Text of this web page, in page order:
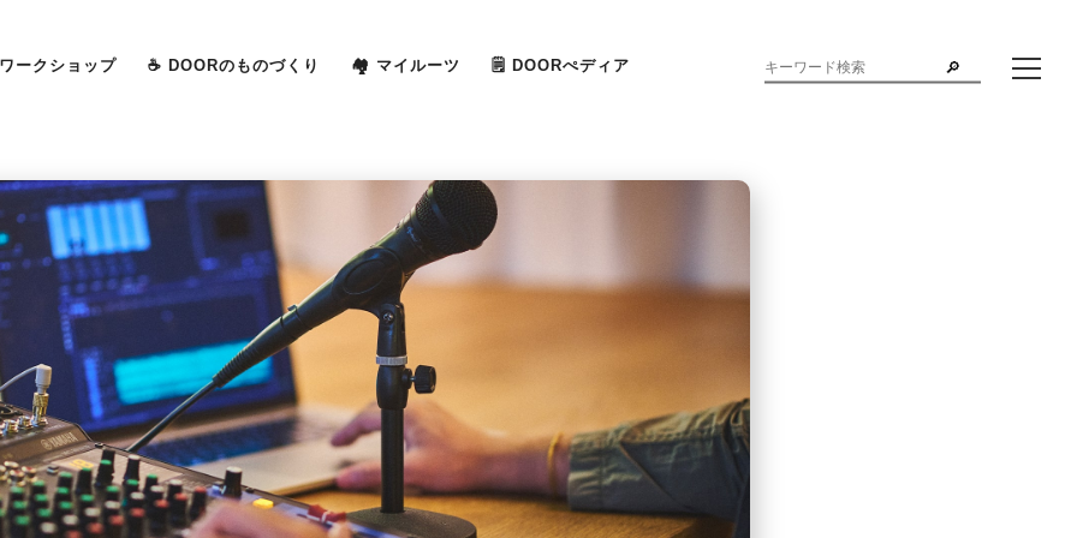
ークショップ DOORのものづくり マイルーツ DOORぺディア